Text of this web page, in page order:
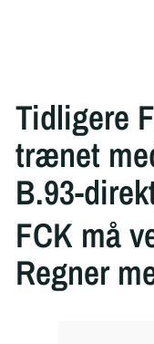
Tidligere
trænet
B.93-
FCK må
Regner